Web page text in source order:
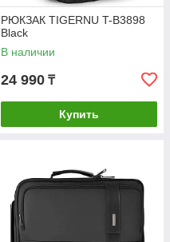
РЮКЗАК TIGERNU T-B3898
Black
В наличии
24 990 ₸
Купить